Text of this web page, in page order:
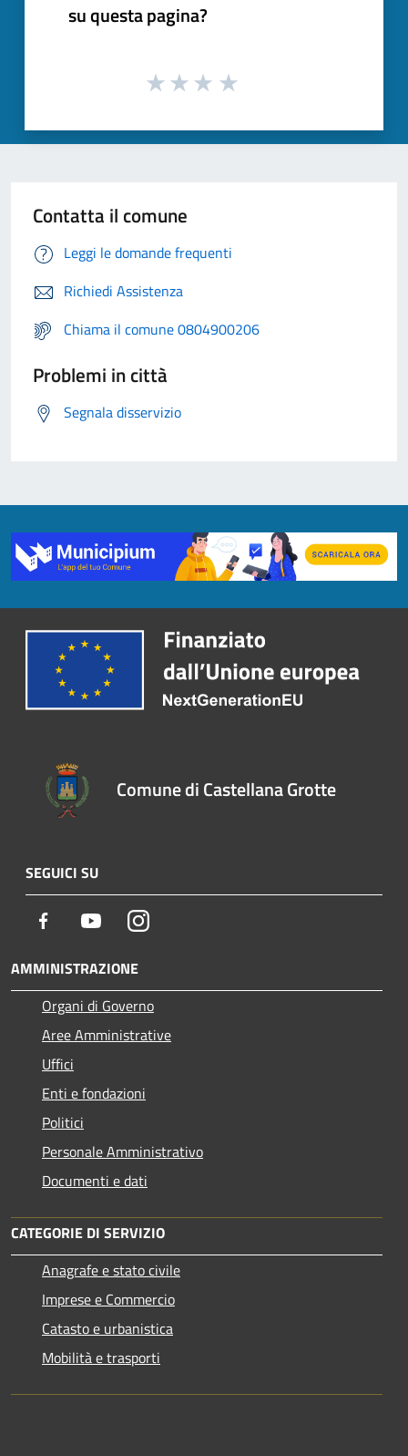
su questa pagina?
Contatta il comune
Leggi le domande frequenti
Richiedi Assistenza
Chiama il comune 0804900206
Problemi in città
Segnala disservizio
Comune di Castellana Grotte
SEGUICI SU
Facebook YoutubeInstagram
AMMINISTRAZIONE
Organi di Governo
Aree Amministrative
Uffici
Enti e fondazioni
Politici
Personale Amministrativo
Documenti e dati
CATEGORIE DI SERVIZIO
Anagrafe e stato civile
Imprese e Commercio
Catasto e urbanistica
Mobilità e trasporti